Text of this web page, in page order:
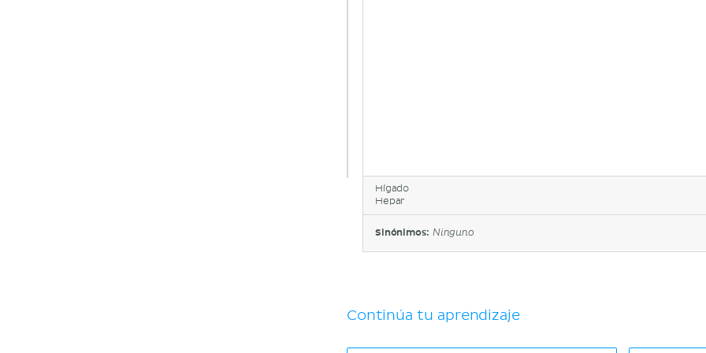
Hígado
Hepar
Sinónimos: Ninguno
Continúa tu aprendizaje